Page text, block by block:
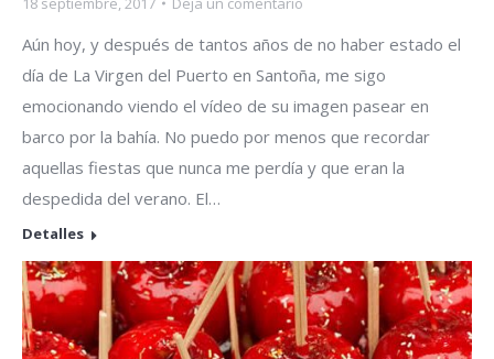
Aún hoy, y después de tantos años de no haber estado el
día de La Virgen del Puerto en Santoña, me sigo
emocionando viendo el vídeo de su imagen pasear en
barco por la bahía. No puedo por menos que recordar
aquellas fiestas que nunca me perdía y que eran la
despedida del verano. El…
Detalles